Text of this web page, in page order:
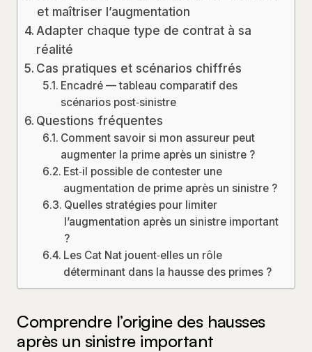
et maîtriser l’augmentation
Adapter chaque type de contrat à sa
réalité
Cas pratiques et scénarios chiffrés
Encadré — tableau comparatif des
scénarios post‑sinistre
Questions fréquentes
Comment savoir si mon assureur peut
augmenter la prime après un sinistre ?
Est‑il possible de contester une
augmentation de prime après un sinistre ?
Quelles stratégies pour limiter
l’augmentation après un sinistre important
?
Les Cat Nat jouent‑elles un rôle
déterminant dans la hausse des primes ?
Comprendre l’origine des hausses
après un sinistre important